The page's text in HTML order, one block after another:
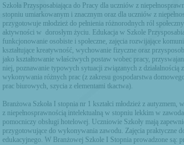
Szkoła Przysposabiająca do Pracy dla uczniów z
stopniu umiarkowanym i znacznym oraz dla uczniów z
przygotowuje młodzież do pełnienia różnorodnych ról
aktywności w dorosłym życiu. Edukacja w Szkole
funkcjonowanie osobiste i społeczne, zajęcia rozwijające
kształtujące kreatywność, wychowanie fizyczne oraz
jako kształtowanie właściwych postaw wobec pracy,
niej, poznawanie typowych sytuacji związanych z działalnością
wykonywania różnych prac (z zakresu gospodarstwa
prac biurowych, szycia z elementami tkactwa).
Branżowa Szkoła I stopnia nr 1 kształci młodzież z autyzmem,
z niepełnosprawnością intelektualną w stopniu lekkim w
pomocniczy obsługi hotelowej. Uczniowie Szkoły mają
przygotowujące do wykonywania zawodu. Zajęcia praktyczne
edukacyjnego. W Branżowej Szkole I Stopnia prowadzone są: